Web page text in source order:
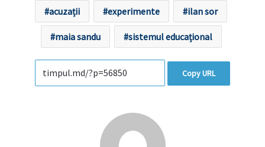
acuzații experimente ilan sor
maia sandu sistemul educațional
Copy URL